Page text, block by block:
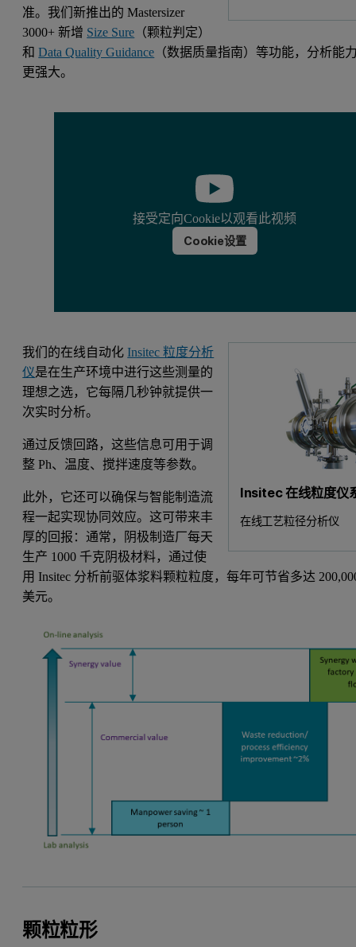
准。我们新推出的 Mastersizer
3000+ 新增 Size Sure （颗粒判定）
和Data Quality Guidance （数据质量指南）等功能，分析能
更强大。
接受定向Cookie以观看此视频
Cookie设置
Insitec 在线粒度仪
在线工艺粒径分析仪
我们的在线自动化Insitec 粒度分析
仪是在生产环境中进行这些测量的
理想之选，它每隔几秒钟就提供一
次实时分析。
通过反馈回路，这些信息可用于调
整 Ph、温度、搅拌速度等参数。
此外，它还可以确保与智能制造流
程一起实现协同效应。这可带来丰
厚的回报：通常，阴极制造厂每天
生产 1000 千克阴极材料，通过使
用 Insitec 分析前驱体浆料颗粒粒度，每年可节省多达
美元。
颗粒粒形